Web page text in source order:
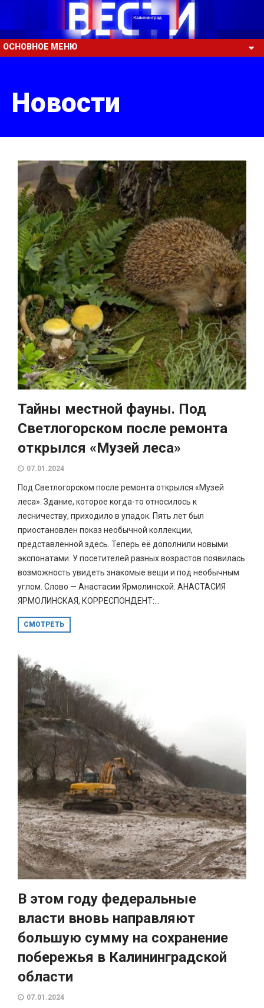
ОСНОВНОЕ МЕНЮ
Новости
Тайны местной фауны. Под
Светлогорском после ремонта
открылся «Музей леса»
07.01.2024
Под Светлогорском после ремонта открылся «Музей
леса». Здание, которое когда-то относилось к
лесничеству, приходило в упадок. Пять лет был
приостановлен показ необычной коллекции,
представленной здесь. Теперь её дополнили новыми
экспонатами. У посетителей разных возрастов появилась
возможность увидеть знакомые вещи и под необычным
углом. Слово — Анастасии Ярмолинской. АНАСТАСИЯ
ЯРМОЛИНСКАЯ, КОРРЕСПОНДЕНТ:...
СМОТРЕТЬ
В этом году федеральные
власти вновь направляют
большую сумму на сохранение
побережья в Калининградской
области
07.01.2024